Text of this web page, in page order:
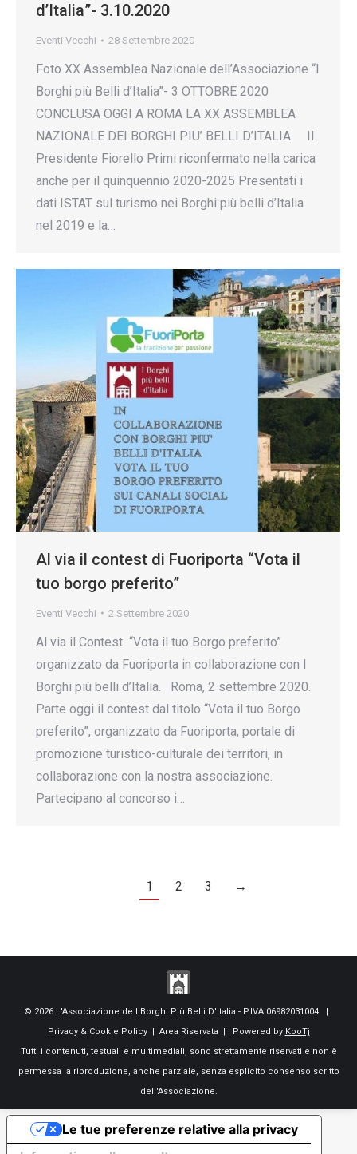
d’Italia”- 3.10.2020
Eventi Vecchi 28 Settembre 2020
Foto XX Assemblea Nazionale dell’Associazione “I
Borghi più Belli d’Italia”- 3 OTTOBRE 2020
CONCLUSA OGGI A ROMA LA XX ASSEMBLEA
NAZIONALE DEI BORGHI PIU’ BELLI D’ITALIA Il
Presidente Fiorello Primi riconfermato nella carica
anche per il quinquennio 2020-2025 Presentati i
dati ISTAT sul turismo nei Borghi più belli d’Italia
nel 2019 e la…
Al via il contest di Fuoriporta “Vota il
tuo borgo preferito”
Eventi Vecchi 2 Settembre 2020
Al via il Contest “Vota il tuo Borgo preferito”
organizzato da Fuoriporta in collaborazione con I
Borghi più belli d’Italia. Roma, 2 settembre 2020.
Parte oggi il contest dal titolo “Vota il tuo Borgo
preferito”, organizzato da Fuoriporta, portale di
promozione turistico-culturale dei territori, in
collaborazione con la nostra associazione.
Partecipano al concorso i…
1 2 3 →
© 2026 L'Associazione de I Borghi Più Belli D'Italia - P.IVA 06982031004 |
Privacy & Cookie Policy| Area Riservata | Powered by KooTj
Tutti i contenuti, testuali e multimediali, sono strettamente riservati e non è
permessa la riproduzione, anche parziale, senza esplicito consenso scritto
dell'Associazione.
Le tue preferenze relative alla privacy